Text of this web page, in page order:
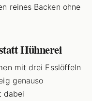
reines Backen ohne
Hühnerei
mit drei Esslöffeln
genauso
dabei